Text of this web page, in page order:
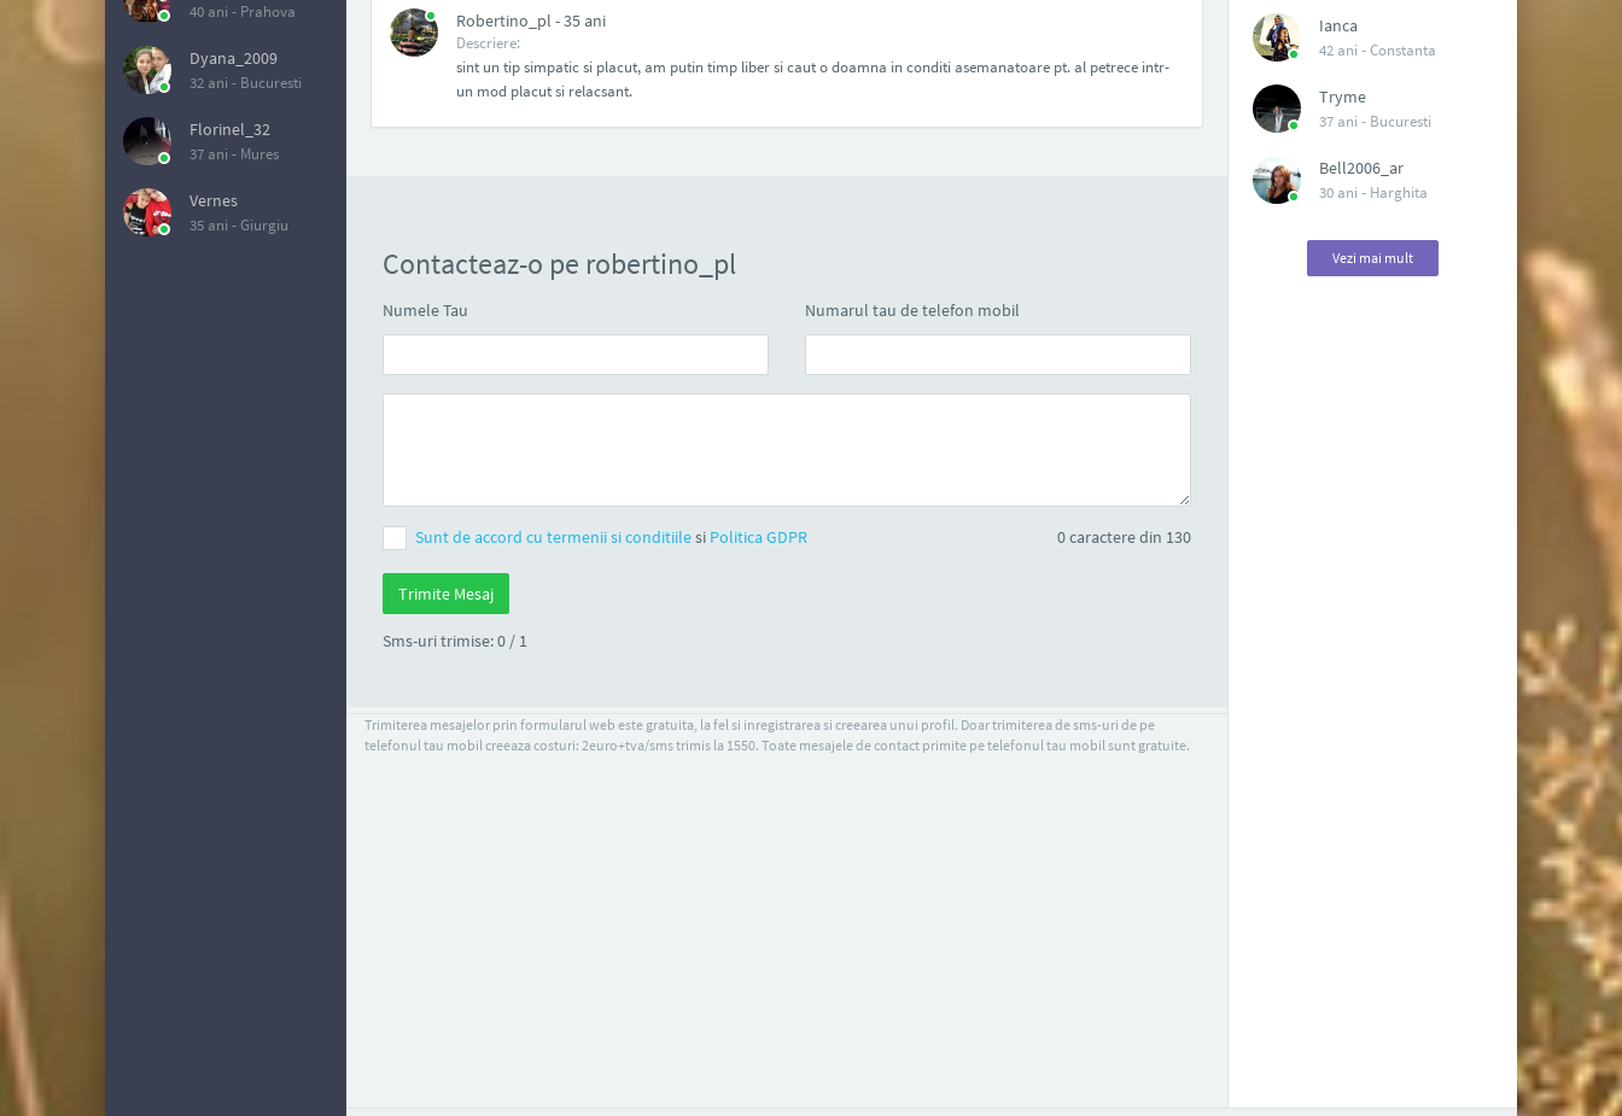
40 ani - Prahova
Dyana_2009
32 ani - Bucuresti
Florinel_32
37 ani - Mures
Vernes
35 ani -Giurgiu
Robertino_pl - 35 ani
Descriere:
sint un tip simpatic si placut, am putin timp liber si caut o doamna in conditi asemanatoare pt. al petrece intr-
un mod placut si relacsant.
Contacteaz-o pe robertino_pl
Numele Tau Numarul tau de telefon mobil
Sunt de accord cu termenii si conditiilesi Politica GDPR 0caractere din 130
Sms-uri trimise: 0 / 1
Trimiterea mesajelor prin formularul web este gratuita, la fel si inregistrarea si creearea unui profil. Doar trimiterea de sms-uri de pe
telefonul tau mobil creeaza costuri: 2euro+tva/sms trimis la 1550. Toate mesajele de contact primite pe telefonul tau mobil sunt gratuite.
Ianca
42 ani -Constanta
Tryme
37 ani - Bucuresti
Bell2006_ar
30 ani - Harghita
Vezi mai mult